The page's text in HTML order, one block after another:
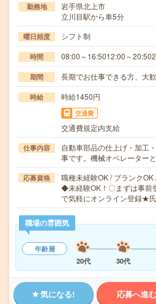
勤務地
岩手県北上市
立川目駅から車5分
曜日頻度 シフト制
時間 08:00～16:5012:00～
期間 長期でお仕事できる方、大歓
時給 時給1450円
交通費
交通費規定内支給
仕事内容
自動車部品の仕上げ・加工
事です。機械オペレーター
応募資格
職種未経験OK / ブランクOK
◆未経験OK！〇まずは事前
で気軽にオンライン登録★
職場の雰囲気
年齢層
20代
30代
気になる! 応募へ進む